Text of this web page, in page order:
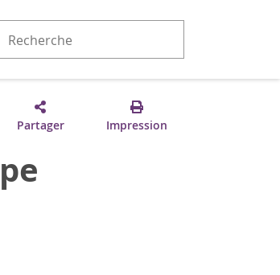
Partager Impression